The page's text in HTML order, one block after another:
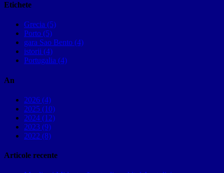
Etichete
Grecia (5)
Porto (5)
gara Sao Bento (4)
istorii (4)
Portugalia (4)
An
2026 (4)
2025 (10)
2024 (12)
2023 (9)
2022 (8)
Articole recente